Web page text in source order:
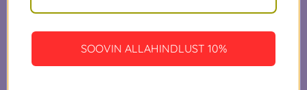
— vaata varsti
uuesti!
SOOVIN ALLAHINDLUST 10%